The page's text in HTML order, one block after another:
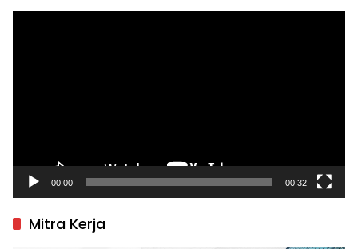
00:00 00:32
Mitra Kerja